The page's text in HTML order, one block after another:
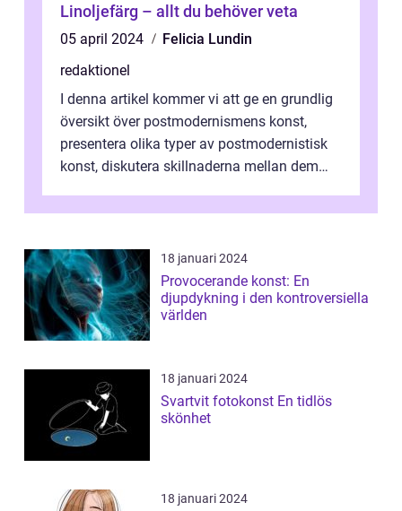
Linoljefärg – allt du behöver veta
05 april 2024
Felicia Lundin
redaktionel
I denna artikel kommer vi att ge en grundlig
översikt över postmodernismens konst,
presentera olika typer av postmodernistisk
konst, diskutera skillnaderna mellan dem
18 januari 2024
Provocerande konst: En
djupdykning i den kontroversiella
världen
18 januari 2024
Svartvit fotokonst En tidlös
skönhet
18 januari 2024